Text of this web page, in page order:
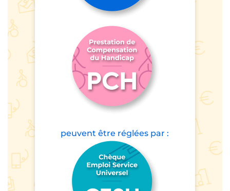
peuvent être réglées par :